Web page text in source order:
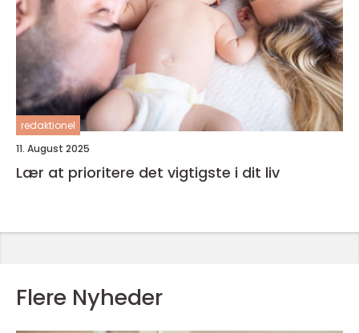
redaktionel
11. August 2025
Lær at prioritere det vigtigste i dit liv
Flere Nyheder